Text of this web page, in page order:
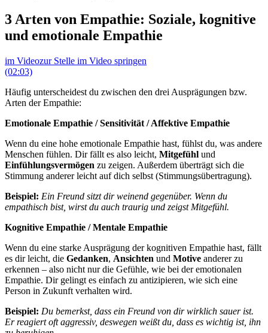
3 Arten von Empathie: Soziale, kognitive
und emotionale Empathie
im Videozur Stelle im Video springen
(02:03)
Häufig unterscheidest du zwischen den drei Ausprägungen bzw.
Arten der Empathie:
Emotionale Empathie / Sensitivität / Affektive Empathie
Wenn du eine hohe emotionale Empathie hast, fühlst du, was andere
Menschen fühlen. Dir fällt es also leicht, Mitgefühl und
Einfühlungsvermögen zu zeigen. Außerdem überträgt sich die
Stimmung anderer leicht auf dich selbst (Stimmungsübertragung).
Beispiel: Ein Freund sitzt dir weinend gegenüber. Wenn du
empathisch bist, wirst du auch traurig und zeigst Mitgefühl.
Kognitive Empathie / Mentale Empathie
Wenn du eine starke Ausprägung der kognitiven Empathie hast, fällt
es dir leicht, die Gedanken, Ansichten und Motive anderer zu
erkennen – also nicht nur die Gefühle, wie bei der emotionalen
Empathie. Dir gelingt es einfach zu antizipieren, wie sich eine
Person in Zukunft verhalten wird.
Beispiel: Du bemerkst, dass ein Freund von dir wirklich sauer ist.
Er reagiert oft aggressiv, deswegen weißt du, dass es wichtig ist, ihn